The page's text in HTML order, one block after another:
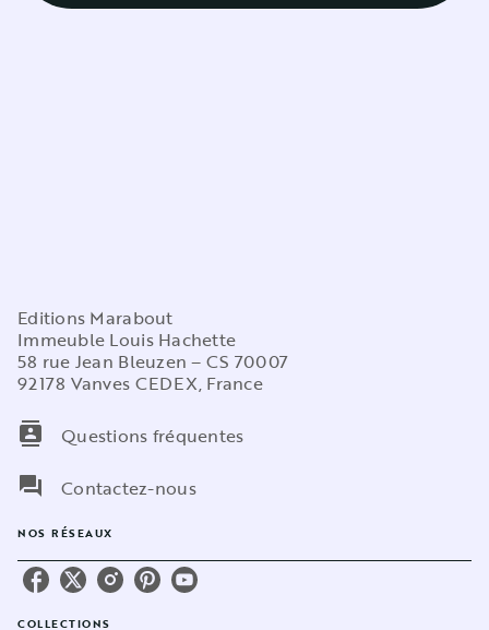
Editions Marabout
Immeuble Louis Hachette
58 rue Jean Bleuzen – CS 70007
92178 Vanves CEDEX, France
contacts
Questions fréquentes
question_answer
Contactez-nous
NOS RÉSEAUX
COLLECTIONS